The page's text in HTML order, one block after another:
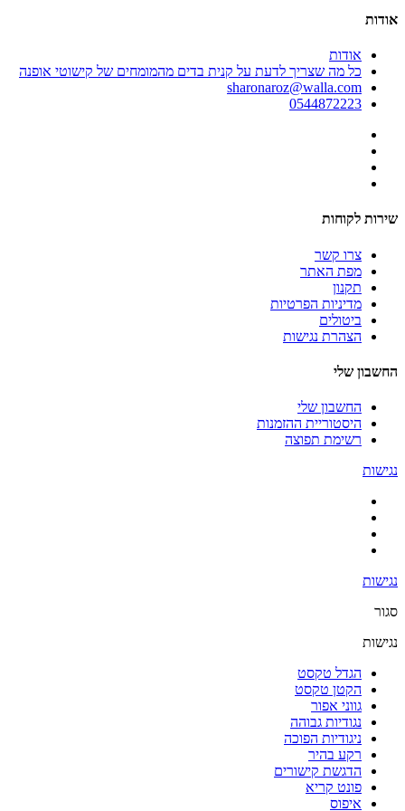
אודות
אודות
כל מה שצריך לדעת על קנית בדים מהמומחים של קישוטי אופנה
sharonaroz@walla.com
0544872223
שירות לקוחות
צרו קשר
מפת האתר
תקנון
מדיניות הפרטיות
ביטולים
הצהרת נגישות
החשבון שלי
החשבון שלי
היסטוריית ההזמנות
רשימת תפוצה
נגישות
נגישות
סגור
נגישות
הגדל טקסט
הקטן טקסט
גווני אפור
נגודיות גבוהה
ניגודיות הפוכה
רקע בהיר
הדגשת קישורים
פונט קריא
איפוס